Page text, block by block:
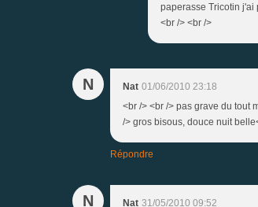
paperasse Tricotin j'ai
<br /> <br />
N Nat 01/06/2010 23:18
<br /> <br /> pas grave du tout
/> gros bisous, douce nuit
Répondre
N Nat 31/05/2010 09:52